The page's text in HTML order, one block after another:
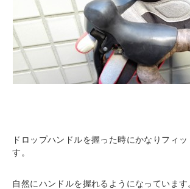
ドロップハンドルを握った時にかなりフィ
す。
自然にハンドルを握れるようになっています